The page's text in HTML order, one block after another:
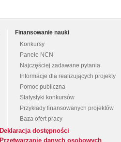
Finansowanie nauki
Konkursy
Panele NCN
Najczęściej zadawane pytania
Informacje dla realizujących projekty
Pomoc publiczna
Statystyki konkursów
Przykłady finansowanych projektów
Baza ofert pracy
Deklaracja dostępności
Przetwarzanie danych osobowych